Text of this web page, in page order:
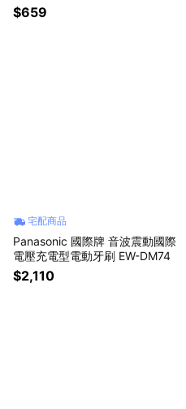
$659
宅配商品
Panasonic 國際牌 音波震動國際
電壓充電型電動牙刷 EW-DM74
$2,110